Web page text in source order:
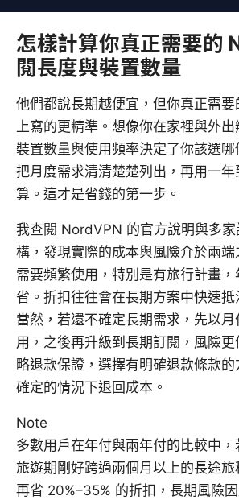
怎樣計算你真正需要的
閱長度與裝置數量
他們都說長期越便宜，但你真正需
上寫的更精準。想像你在家裡與外
裝置數量與使用頻率決定了你該選
把月度需求清清楚楚列出，再用一
算。這才是省錢的第一步。
我查閱 NordVPN 的官方說明與多
構，發現實際的成本與風險介於兩
需要頻繁使用，特別是有旅行計畫
省。折扣往往會在長期方案中快速抵
當然，若還不確定長期需求，先以
用，之後再升級到長期訂閱，風險
略退款保證，選擇有明確退款條款
確定的情況下退回成本。
Note
多數用戶在年付與兩年付的比較中
旅遊期剛好跨過兩個月以上的長途
再省 20%–35% 的折扣，長期風險因